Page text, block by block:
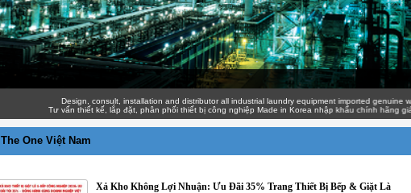
Design, consult, installation and distributor all industrial laundry equipment imported genuine with
Tư vấn thiết kế, lắp đặt, phân phối thiết bị công nghiệp Made in Korea nhập khẩu chính hãng giá cạnh
The One Việt Nam
Xả Kho Không Lợi Nhuận: Ưu Đãi 35% Trang Thiết Bị Bếp & Giặt Là